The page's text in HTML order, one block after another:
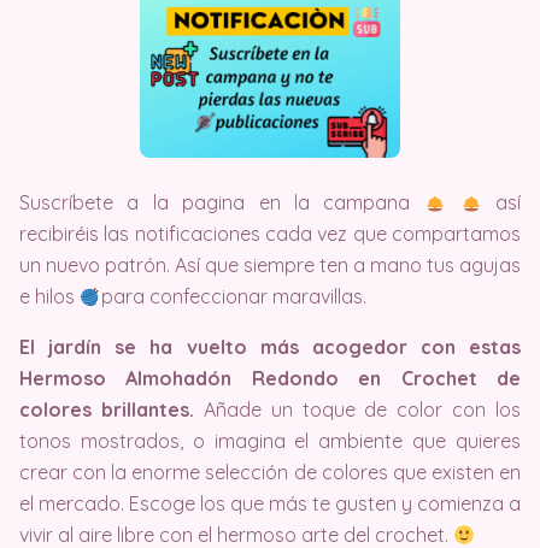
Suscríbete a la pagina en la campana
así
recibiréis las notificaciones cada vez que compartamos
un nuevo patrón. Así que siempre ten a mano tus agujas
e hilos
para confeccionar maravillas.
El jardín se ha vuelto más acogedor con estas
Hermoso Almohadón Redondo en Crochet de
colores brillantes. Añade un toque de color con los
tonos mostrados, o imagina el ambiente que quieres
crear con la enorme selección de colores que existen en
el mercado. Escoge los que más te gusten y comienza a
vivir al aire libre con el hermoso arte del crochet.